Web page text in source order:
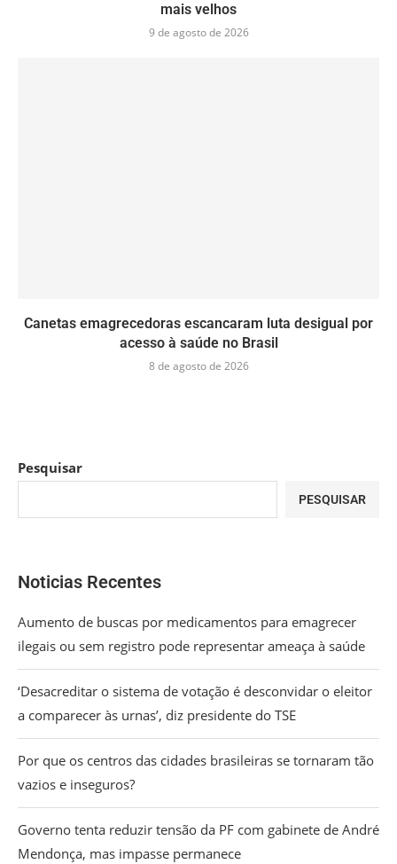
mais velhos
9 de agosto de 2026
Canetas emagrecedoras escancaram luta desigual por
acesso à saúde no Brasil
8 de agosto de 2026
Pesquisar
PESQUISAR
Noticias Recentes
Aumento de buscas por medicamentos para emagrecer
ilegais ou sem registro pode representar ameaça à saúde
‘Desacreditar o sistema de votação é desconvidar o eleitor
a comparecer às urnas’, diz presidente do TSE
Por que os centros das cidades brasileiras se tornaram tão
vazios e inseguros?
Governo tenta reduzir tensão da PF com gabinete de André
Mendonça, mas impasse permanece